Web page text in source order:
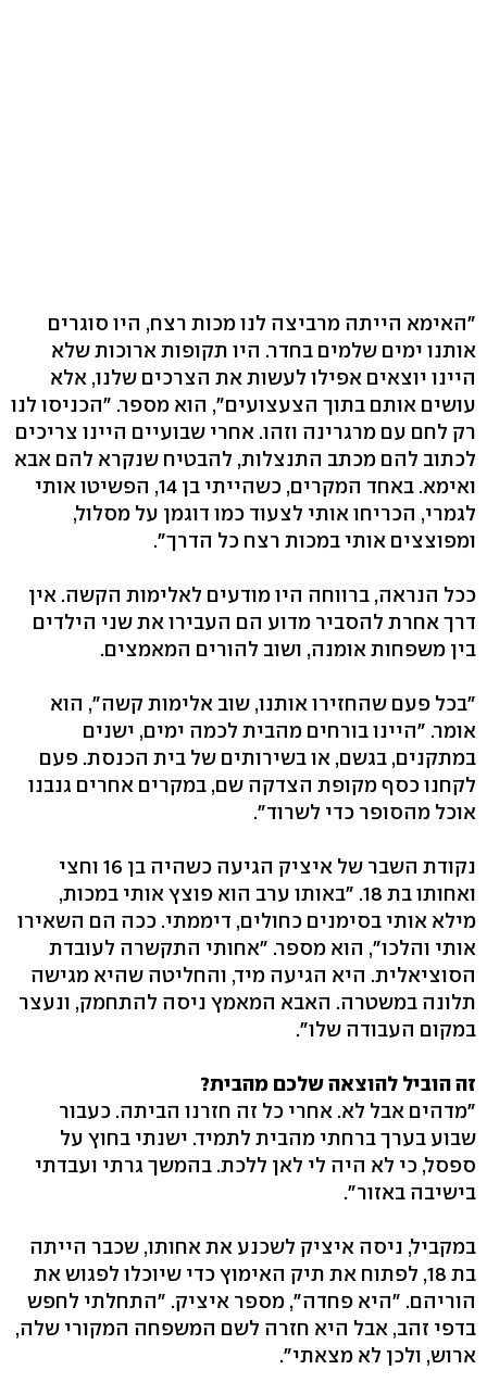
"האימא הייתה מרביצה לנו מכות רצח, היו סוגרים
אותנו ימים שלמים בחדר. היו תקופות ארוכות שלא
היינו יוצאים אפילו לעשות את הצרכים שלנו, אלא
עושים אותם בתוך הצעצועים", הוא מספר. "הכניסו לנו
רק לחם עם מרגרינה וזהו. אחרי שבועיים היינו צריכים
לכתוב להם מכתב התנצלות, להבטיח שנקרא להם אבא
ואימא. באחד המקרים, כשהייתי בן 14, הפשיטו אותי
לגמרי, הכריחו אותי לצעוד כמו דוגמן על מסלול,
ומפוצצים אותי במכות רצח כל הדרך".
ככל הנראה, ברווחה היו מודעים לאלימות הקשה. אין
דרך אחרת להסביר מדוע הם העבירו את שני הילדים
בין משפחות אומנה, ושוב להורים המאמצים.
"בכל פעם שהחזירו אותנו, שוב אלימות קשה", הוא
אומר. "היינו בורחים מהבית לכמה ימים, ישנים
במתקנים, בגשם, או בשירותים של בית הכנסת. פעם
לקחנו כסף מקופת הצדקה שם, במקרים אחרים גנבנו
אוכל מהסופר כדי לשרוד".
נקודת השבר של איציק הגיעה כשהיה בן 16 וחצי
ואחותו בת 18. "באותו ערב הוא פוצץ אותי במכות,
מילא אותי בסימנים כחולים, דיממתי. ככה הם השאירו
אותי והלכו", הוא מספר. "אחותי התקשרה לעובדת
הסוציאלית. היא הגיעה מיד, והחליטה שהיא מגישה
תלונה במשטרה. האבא המאמץ ניסה להתחמק, ונעצר
במקום העבודה שלו".
זה הוביל להוצאה שלכם מהבית?
"מדהים אבל לא. אחרי כל זה חזרנו הביתה. כעבור
שבוע בערך ברחתי מהבית לתמיד. ישנתי בחוץ על
ספסל, כי לא היה לי לאן ללכת. בהמשך גרתי ועבדתי
בישיבה באזור".
במקביל, ניסה איציק לשכנע את אחותו, שכבר הייתה
בת 18, לפתוח את תיק האימוץ כדי שיוכלו לפגוש את
הוריהם. "היא פחדה", מספר איציק. "התחלתי לחפש
בדפי זהב, אבל היא חזרה לשם המשפחה המקורי שלה,
ארוש, ולכן לא מצאתי".